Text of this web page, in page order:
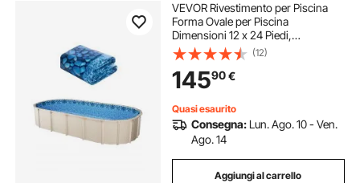
VEVOR Rivestimento per Piscina
Forma Ovale per Piscina
Dimensioni 12 x 24 Piedi,
Rivestimento Protezione per Pareti
di Piscine Fuori Terra Stile
Sovrapposto, Rivestimento Piscina
in Materiale Vinile
(12)
14590€
Quasi esaurito
Consegna: Lun. Ago. 10 - Ven.
Ago. 14
Aggiungi al carrello